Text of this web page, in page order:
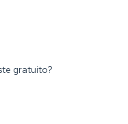
gratuito?